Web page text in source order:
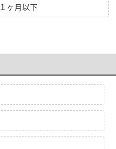
１ヶ月以下